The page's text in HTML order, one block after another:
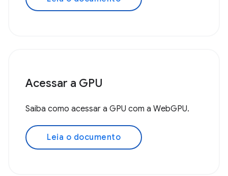
Acessar a GPU
Saiba como acessar a GPU com a WebGPU.
Leia o documento